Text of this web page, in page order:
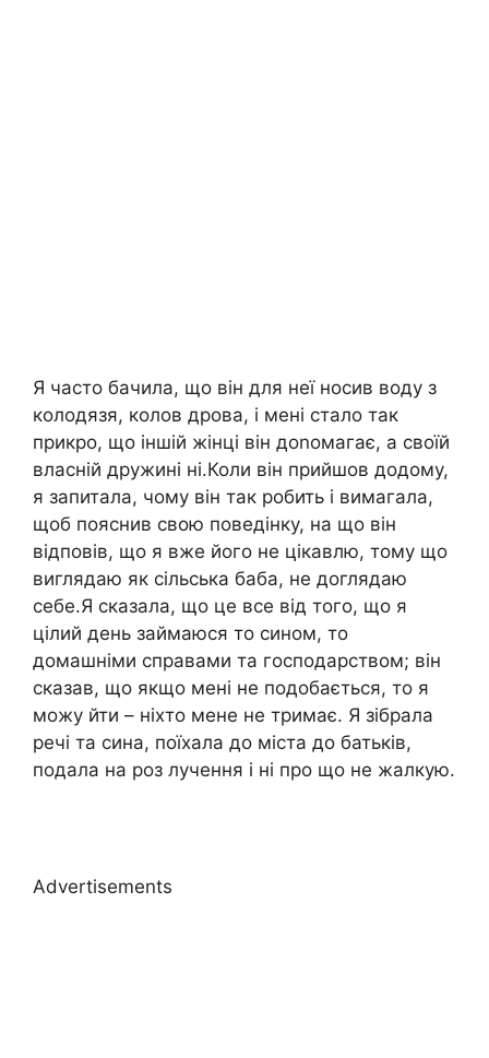
Я часто бачила, що він для неї носив воду з
колодязя, колов дрова, і мені стало так
прикро, що іншій жінці він доnомагає, а своїй
власній дружині ні.Коли він прийшов додому,
я запитала, чому він так робить і вимагала,
щоб пояснив свою поведінку, на що він
відповів, що я вже його не цікавлю, тому що
виглядаю як сільська баба, не доглядаю
себе.Я сказала, що це все від того, що я
цілий день займаюся то сином, то
домашніми справами та господарством; він
сказав, що якщо мені не подобається, то я
можу йти – ніхто мене не тримає. Я зібрала
речі та сина, поїхала до міста до батьків,
подала на роз лучення і ні про що не жалкую.
Advertisements